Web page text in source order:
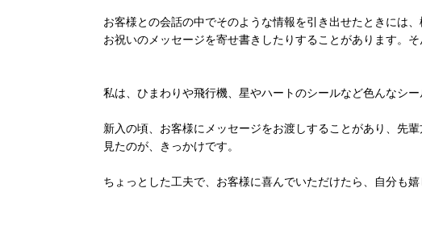
お客様との会話の中でそのような情報を引き出せたときには
お祝いのメッセージを寄せ書きしたりすることがあります。
私は、ひまわりや飛行機、星やハートのシールなど色んなシー
新入の頃、お客様にメッセージをお渡しすることがあり、先
見たのが、きっかけです。
ちょっとした工夫で、お客様に喜んでいただけたら、自分も嬉